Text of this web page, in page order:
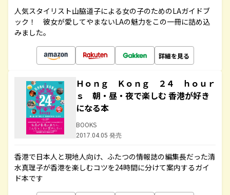
人気スタイリスト山脇道子による女の子のためのLAガイドブ
ック！ 彼女が愛してやまないLAの魅力をこの一冊に詰め込
みました。
詳細を見る
Ｈｏｎｇ Ｋｏｎｇ ２４ ｈｏｕｒ
ｓ 朝・昼・夜で楽しむ 香港が好き
になる本
BOOKS
2017.04.05 発売
香港で日本人と現地人向け、ふたつの情報誌の編集長だった清
水真理子が香港を楽しむコツを24時間に分けて案内するガイ
ド本です